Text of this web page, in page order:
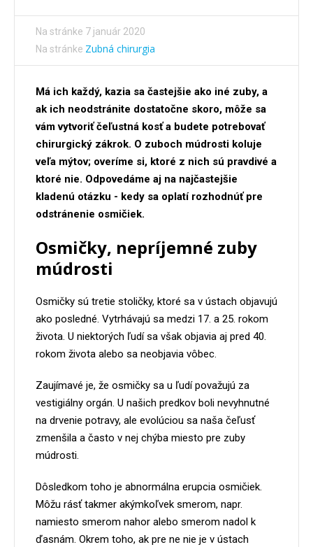
Na stránke 7 január 2020
Na stránke Zubná chirurgia
Má ich každý, kazia sa častejšie ako iné zuby, a
ak ich neodstránite dostatočne skoro, môže sa
vám vytvoriť čeľustná kosť a budete potrebovať
chirurgický zákrok. O zuboch múdrosti koluje
veľa mýtov; overíme si, ktoré z nich sú pravdivé a
ktoré nie. Odpovedáme aj na najčastejšie
kladenú otázku - kedy sa oplatí rozhodnúť pre
odstránenie osmičiek.
Osmičky, nepríjemné zuby
múdrosti
Osmičky sú tretie stoličky, ktoré sa v ústach objavujú
ako posledné. Vytrhávajú sa medzi 17. a 25. rokom
života. U niektorých ľudí sa však objavia aj pred 40.
rokom života alebo sa neobjavia vôbec.
Zaujímavé je, že osmičky sa u ľudí považujú za
vestigiálny orgán. U našich predkov boli nevyhnutné
na drvenie potravy, ale evolúciou sa naša čeľusť
zmenšila a často v nej chýba miesto pre zuby
múdrosti.
Dôsledkom toho je abnormálna erupcia osmičiek.
Môžu rásť takmer akýmkoľvek smerom, napr.
namiesto smerom nahor alebo smerom nadol k
ďasnám. Okrem toho, ak pre ne nie je v ústach